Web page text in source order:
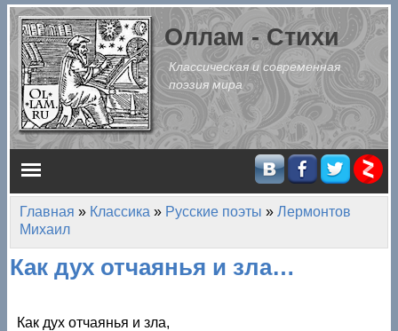
Перейти к основному содержанию
Оллам - Стихи
Классическая и современная
поэзия мира
Главное меню
Вы здесь
Главная » Классика » Русские поэты » Лермонтов
Михаил
Как дух отчаянья и зла…
Как дух отчаянья и зла,